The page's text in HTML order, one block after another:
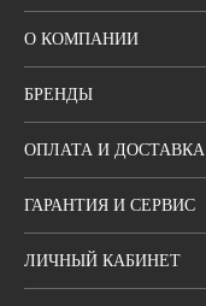
О КОМПАНИИ
БРЕНДЫ
ОПЛАТА И ДОСТАВКА
ГАРАНТИЯ И СЕРВИС
ЛИЧНЫЙ КАБИНЕТ